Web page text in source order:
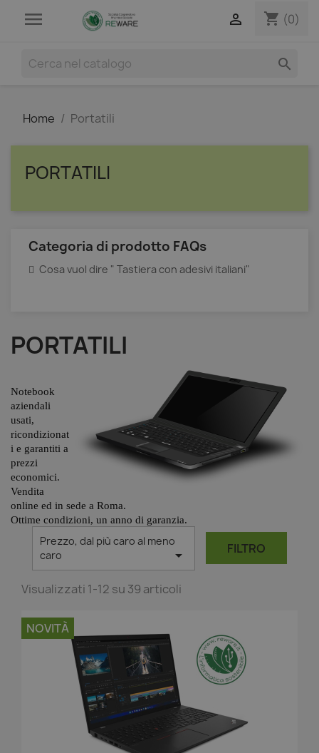
 shopping_cart (0)


Home Portatili
PORTATILI
Categoria di prodotto FAQs
Cosa vuol dire " Tastiera con adesivi italiani"
PORTATILI
Notebook
aziendali
usati,
ricondizionat
i e garantiti a
prezzi
economici.
Vendita
online ed in sede a Roma.
Ottime condizioni, un anno di garanzia.
Prezzo, dal più caro al meno
caro
 FILTRO
Visualizzati 1-12 su 39 articoli
NOVITÀ